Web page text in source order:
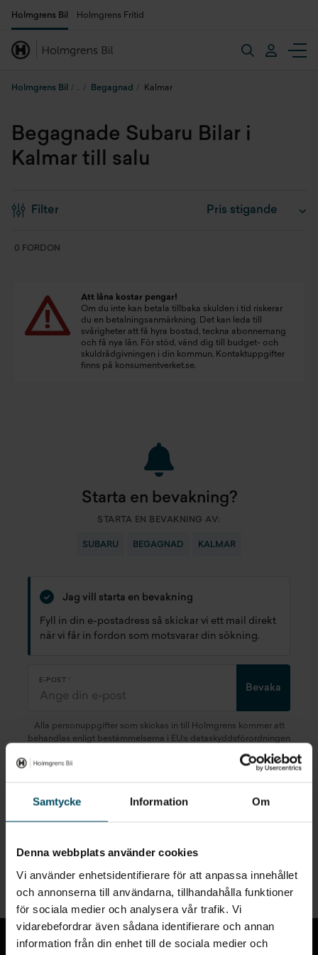
Samtycke Information Om
Denna webbplats använder cookies
Vi använder enhetsidentifierare för att anpassa innehållet
och annonserna till användarna, tillhandahålla funktioner
för sociala medier och analysera vår trafik. Vi
vidarebefordrar även sådana identifierare och annan
information från din enhet till de sociala medier och
Holmgrens Bil Holmgrens Fritid
Holmgrens Bil Begagnad Kalmar
Begagnade Subaru Bilar i
Kalmar till salu
Filter
0 FORDON
Att låna kostar pengar!
Om du inte kan betala tillbaka skulden i tid riskerar
du en betalningsanmärkning. Det kan leda till
svårigheter att få hyra bostad, teckna abonnemang
och få nya lån. För stöd, vänd dig till budget- och
skuldrådgivningen i din kommun. Kontaktuppgifter
finns på konsumentverket.se.
Starta en bevakning?
STARTA EN BEVAKNING AV:
SUBARU BEGAGNAD KALMAR
Jag vill starta en bevakning
Fyll in din e-postadress så skickar vi ett mail direkt
när vi får in fordon som motsvarar din sökning.
E-POST
Bevaka
Alla personuppgifter som skickas in till Holmgrens kommer att
behandlas enligt bestämmelserna i EU:s dataskyddsförordningen
kan du läsa mer om hur vi behandlar dina
Snabblänkar
Till toppen